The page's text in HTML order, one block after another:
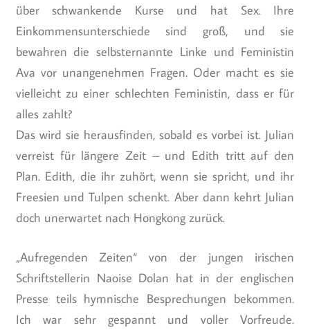
über schwankende Kurse und hat Sex. Ihre
Einkommensunterschiede sind groß, und sie
bewahren die selbsternannte Linke und Feministin
Ava vor unangenehmen Fragen. Oder macht es sie
vielleicht zu einer schlechten Feministin, dass er für
alles zahlt?
Das wird sie herausfinden, sobald es vorbei ist. Julian
verreist für längere Zeit – und Edith tritt auf den
Plan. Edith, die ihr zuhört, wenn sie spricht, und ihr
Freesien und Tulpen schenkt. Aber dann kehrt Julian
doch unerwartet nach Hongkong zurück.
„Aufregenden Zeiten“ von der jungen irischen
Schriftstellerin Naoise Dolan hat in der englischen
Presse teils hymnische Besprechungen bekommen.
Ich war sehr gespannt und voller Vorfreude.